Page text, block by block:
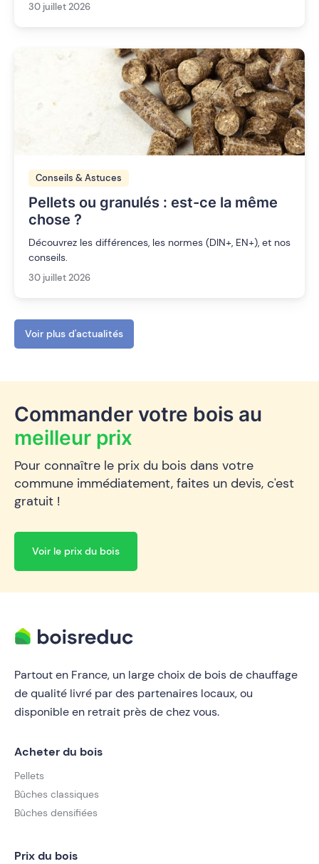
30 juillet 2026
Conseils & Astuces
Pellets ou granulés : est-ce la même
chose ?
Découvrez les différences, les normes (DIN+, EN+), et nos
conseils.
30 juillet 2026
Voir plus d'actualités
Commander votre bois au
meilleur prix
Pour connaître le prix du bois dans votre
commune immédiatement, faites un devis, c'est
gratuit !
Voir le prix du bois
Partout en France, un large choix de bois de chauffage
de qualité livré par des partenaires locaux, ou
disponible en retrait près de chez vous.
Acheter du bois
Pellets
Bûches classiques
Bûches densifiées
Prix du bois